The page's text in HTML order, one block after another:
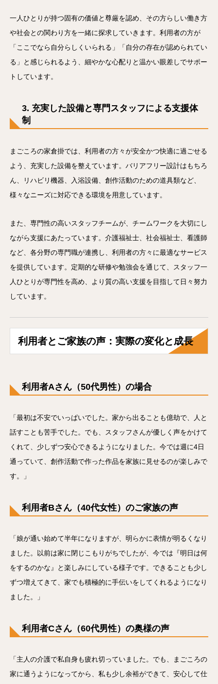
一人ひとりが持つ固有の価値と尊厳を認め、その方らしい働き方
や社会との関わり方を一緒に探求していきます。利用者の方が
「ここでなら自分らしくいられる」「自分の存在が認められてい
る」と感じられるよう、細やかな心配りと温かい眼差しでサポー
トしています。
3. 充実した設備と専門スタッフによる支援体
制
まごころの家倉掛では、利用者の方々が安全かつ快適に過ごせる
よう、充実した設備を整えています。バリアフリー設計はもちろ
ん、リハビリ機器、入浴設備、創作活動のための道具類など、
様々なニーズに対応できる環境を用意しています。
また、専門性の高いスタッフチームが、チームワークを大切にし
ながら支援にあたっています。介護福祉士、社会福祉士、看護師
など、各分野の専門職が連携し、利用者の方々に最適なサービス
を提供しています。定期的な研修や勉強会を通じて、スタッフ一
人ひとりが専門性を高め、より質の高い支援を目指して日々努力
しています。
利用者とご家族の声：実際の変化と成長
利用者Aさん（50代男性）の場合
「最初は不安でいっぱいでした。家から出ることも億劫で、人と
話すことも苦手でした。でも、スタッフさんが優しく声をかけて
くれて、少しずつ安心できるようになりました。今では週に4日
通っていて、創作活動で作った作品を家族に見せるのが楽しみで
す。」
利用者Bさん（40代女性）のご家族の声
「娘が通い始めて半年になりますが、明らかに表情が明るくなり
ました。以前は家に閉じこもりがちでしたが、今では『明日は何
をするのかな』と楽しみにしている様子です。できることも少し
ずつ増えてきて、家でも積極的に手伝いをしてくれるようになり
ました。」
利用者Cさん（60代男性）の奥様の声
「主人の介護で私自身も疲れ切っていました。でも、まごころの
家に通うようになってから、私も少し余裕ができて、安心して仕